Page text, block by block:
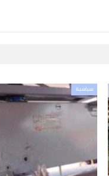
سياسية